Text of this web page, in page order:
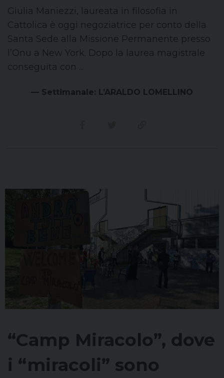
Giulia Maniezzi, laureata in filosofia in
Cattolica è oggi negoziatrice per conto della
Santa Sede alla Missione Permanente presso
l’Onu a New York. Dopo la laurea magistrale
conseguita con ...
— Settimanale: L’ARALDO LOMELLINO
“Camp Miracolo”, dove
i “miracoli” sono